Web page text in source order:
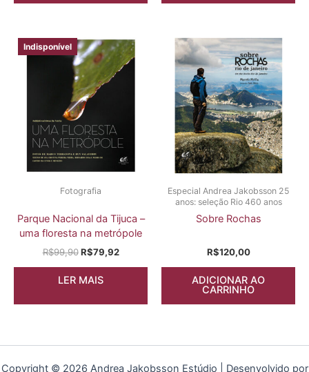
Indisponível
Fotografia
Parque Nacional da Tijuca –
uma floresta na metrópole
R$99,90 R$79,92
LER MAIS
Especial Andrea Jakobsson 25
anos: seleção Rio 460 anos
Sobre Rochas
R$120,00
ADICIONAR AO
CARRINHO
Copyright © 2026 Andrea Jakobsson Estúdio | Desenvolvido por